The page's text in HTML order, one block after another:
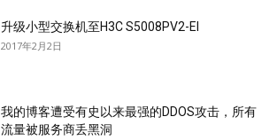
升级小型交换机至H3C S5008PV2-EI
2017年2月2日
我的博客遭受有史以来最强的DDOS攻击，所有
流量被服务商丢黑洞